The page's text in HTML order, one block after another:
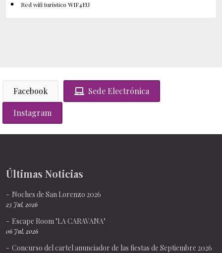
Red wifi turístico WIF4EU
Facebook Sede Electrónica
Instagram
Últimas Noticias
Noches de San Lorenzo 2026
23 Jul, 2026
Escape Room "LA CARAVANA"
06 Jul, 2026
Concurso del cartel anunciador de las fiestas de Septiembre 2026